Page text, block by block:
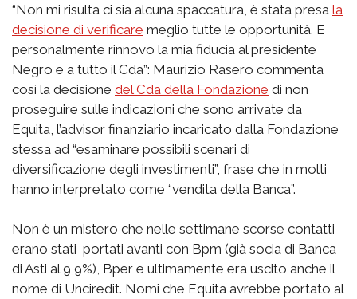
“Non mi risulta ci sia alcuna spaccatura, è stata presa la
decisione di verificare meglio tutte le opportunità. E
personalmente rinnovo la mia fiducia al presidente
Negro e a tutto il Cda”: Maurizio Rasero commenta
così la decisione del Cda della Fondazione di non
proseguire sulle indicazioni che sono arrivate da
Equita, l’advisor finanziario incaricato dalla Fondazione
stessa ad “esaminare possibili scenari di
diversificazione degli investimenti”, frase che in molti
hanno interpretato come “vendita della Banca”.
Non è un mistero che nelle settimane scorse contatti
erano stati portati avanti con Bpm (già socia di Banca
di Asti al 9,9%), Bper e ultimamente era uscito anche il
nome di Unciredit. Nomi che Equita avrebbe portato al